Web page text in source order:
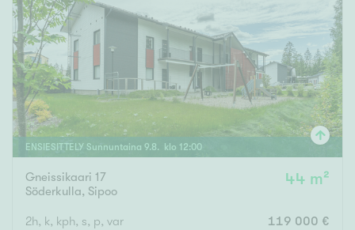
ENSIESITTELY Sunnuntaina 9.8. klo 12:00
Gneissikaari 17
Söderkulla, Sipoo
44 m²
2h, k, kph, s, p, var 119 000 €